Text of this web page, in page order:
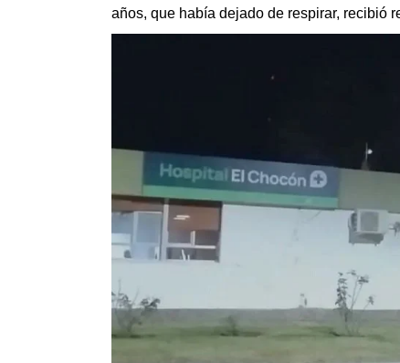
años, que había dejado de respirar, recibió